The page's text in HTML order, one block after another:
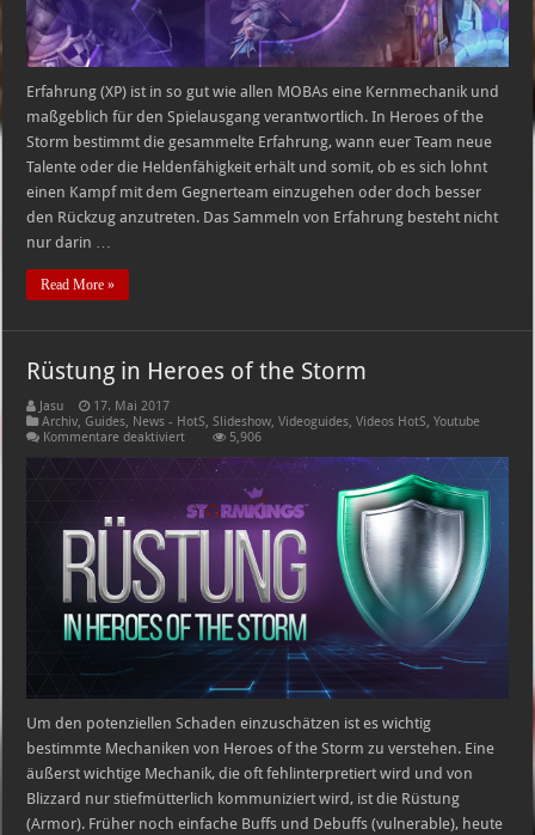
Erfahrung (XP) ist in so gut wie allen MOBAs eine Kernmechanik und
maßgeblich für den Spielausgang verantwortlich. In Heroes of the
Storm bestimmt die gesammelte Erfahrung, wann euer Team neue
Talente oder die Heldenfähigkeit erhält und somit, ob es sich lohnt
einen Kampf mit dem Gegnerteam einzugehen oder doch besser
den Rückzug anzutreten. Das Sammeln von Erfahrung besteht nicht
nur darin …
Read More »
Rüstung in Heroes of the Storm
Jasu
17. Mai 2017
Archiv,Guides, News - HotS,Slideshow,Videoguides,Videos HotS,Youtube
Kommentare deaktiviertfür
the
Storm
5,906
Um den potenziellen Schaden einzuschätzen ist es wichtig
bestimmte Mechaniken von Heroes of the Storm zu verstehen. Eine
äußerst wichtige Mechanik, die oft fehlinterpretiert wird und von
Blizzard nur stiefmütterlich kommuniziert wird, ist die Rüstung
(Armor). Früher noch einfache Buffs und Debuffs (vulnerable), heute